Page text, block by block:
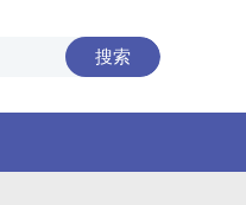
搜索